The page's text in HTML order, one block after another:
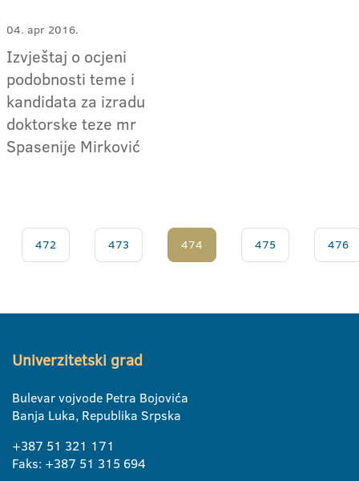
04. apr 2016.
Izvještaj o ocjeni
podobnosti teme i
kandidata za izradu
doktorske teze mr
Spasenije Mirković
472 473 474 475 476
Univerzitetski grad
Bulevar vojvode Petra Bojovića
Banja Luka, Republika Srpska
+387 51 321 171
Faks: +387 51 315 694